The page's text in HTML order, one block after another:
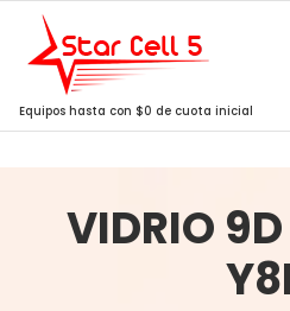
Saltar
contenido
Equipos hasta con $0 de cuota inicial
VIDRIO